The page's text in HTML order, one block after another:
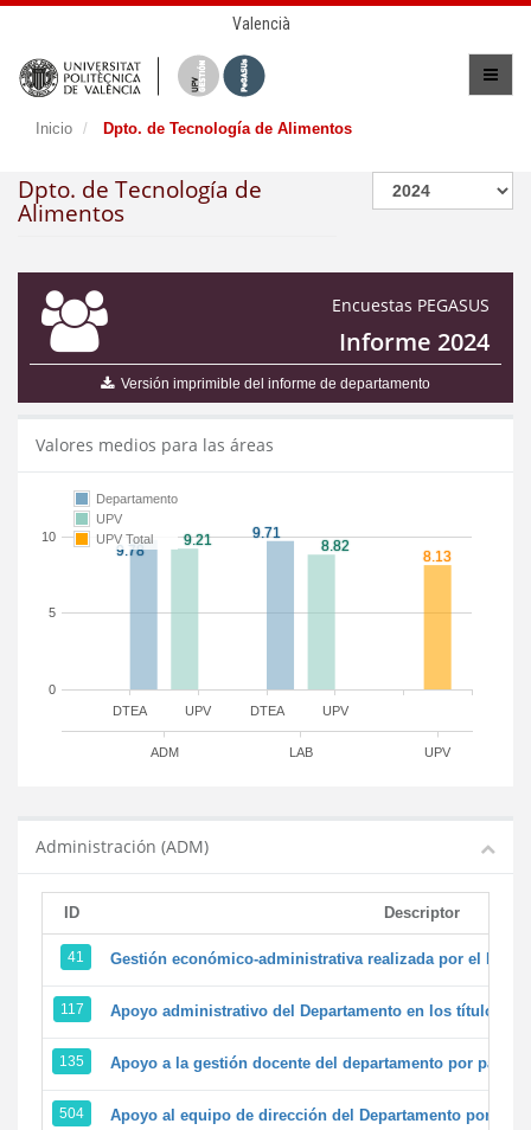
Valencià
Inicio Dpto. de Tecnología de Alimentos
Dpto. de Tecnología de
Alimentos
Encuestas PEGASUS
Informe 2024
Versión imprimible del informe de departamento
Valores medios para las áreas
DTEA DTEA
UPV UPV
ADM LAB UPV
0
5
10
Departamento
UPV
UPV Total
Administración (ADM)
ID Descriptor
41 Gestión económico-administrativa realizada por el
117 Apoyo administrativo del Departamento en los títulos de
135 Apoyo a la gestión docente del departamento por parte
504 Apoyo al equipo de dirección del Departamento por